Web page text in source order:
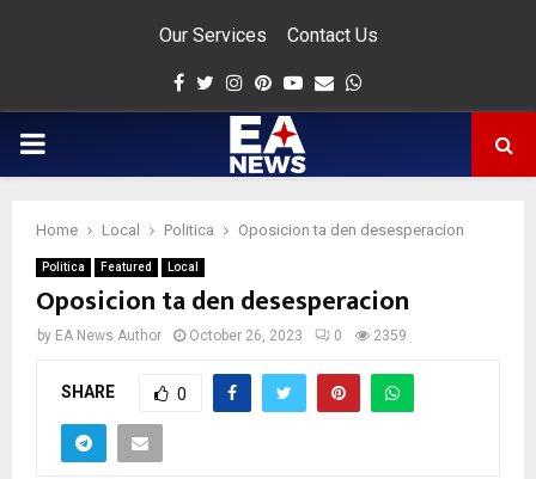
Our Services Contact Us
Facebook
Twitter
Instagram
Pinterest
Youtube
Email
PRIMARY
Home Local Politica Oposicion ta den desesperacion
Politica Featured Local
Oposicion ta den desesperacion
by EA News Author October 26, 2023 0 2359
SHARE 0